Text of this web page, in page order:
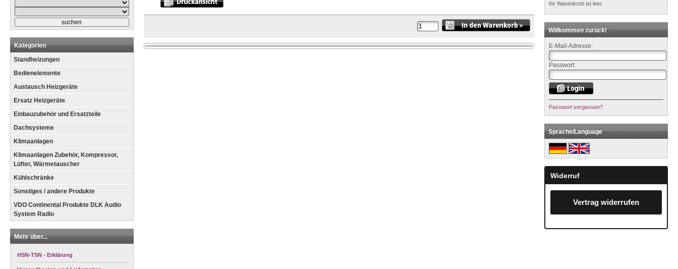
Kategorien
Standheizungen
Bedienelemente
Austausch Heizgeräte
Ersatz Heizgeräte
Einbauzubehör und Ersatzteile
Dachsysteme
Klimaanlagen
Klimaanlagen Zubehör, Kompressor,
Lüfter, Wärmetauscher
Kühlschränke
Sonstiges / andere Produkte
VDO Continental Produkte DLK Audio
System Radio
Mehr über...
HSN-TSN - Erklärung
Ihr Warenkorb ist leer.
Willkommen zurück!
E-Mail-Adresse:
Passwort:
Passwort vergessen?
Sprache/Language
Widerruf
Vertrag widerrufen